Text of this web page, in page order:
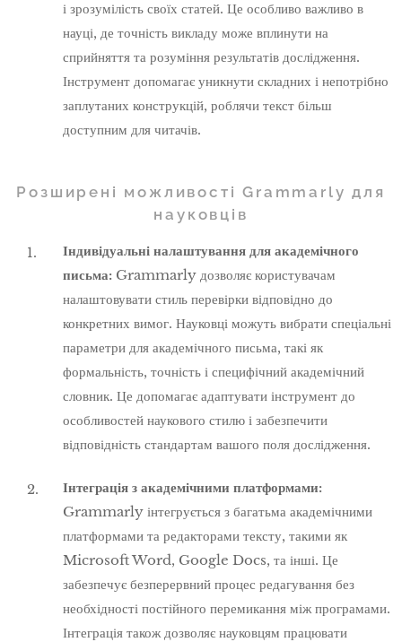
і зрозумілість своїх статей. Це особливо важливо в
науці, де точність викладу може вплинути на
сприйняття та розуміння результатів дослідження.
Інструмент допомагає уникнути складних і непотрібно
заплутаних конструкцій, роблячи текст більш
доступним для читачів.
Розширені можливості Grammarly для
науковців
Індивідуальні налаштування для академічного
письма: Grammarly дозволяє користувачам
налаштовувати стиль перевірки відповідно до
конкретних вимог. Науковці можуть вибрати спеціальні
параметри для академічного письма, такі як
формальність, точність і специфічний академічний
словник. Це допомагає адаптувати інструмент до
особливостей наукового стилю і забезпечити
відповідність стандартам вашого поля дослідження.
Інтеграція з академічними платформами:
Grammarly інтегрується з багатьма академічними
платформами та редакторами тексту, такими як
Microsoft Word, Google Docs, та інші. Це
забезпечує безперервний процес редагування без
необхідності постійного перемикання між програмами.
Інтеграція також дозволяє науковцям працювати